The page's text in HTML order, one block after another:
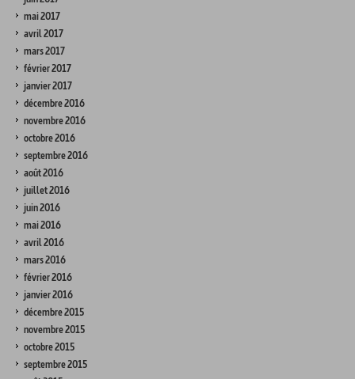
mai 2017
avril 2017
mars 2017
février 2017
janvier 2017
décembre 2016
novembre 2016
octobre 2016
septembre 2016
août 2016
juillet 2016
juin 2016
mai 2016
avril 2016
mars 2016
février 2016
janvier 2016
décembre 2015
novembre 2015
octobre 2015
septembre 2015